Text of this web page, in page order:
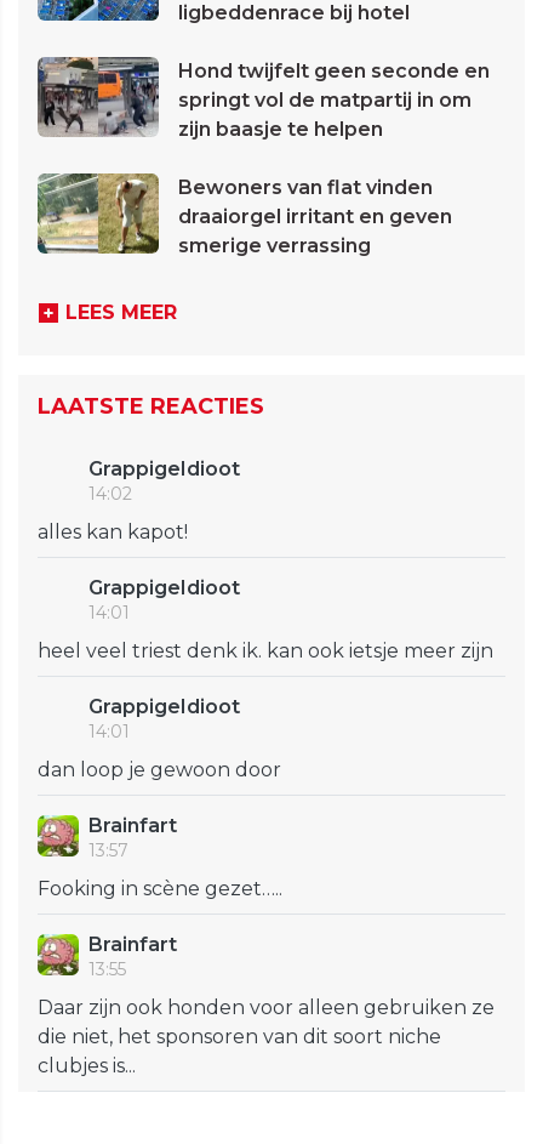
ligbeddenrace bij hotel
Hond twijfelt geen seconde en
springt vol de matpartij in om
zijn baasje te helpen
Bewoners van flat vinden
draaiorgel irritant en geven
smerige verrassing
LEES MEER
LAATSTE REACTIES
GrappigeIdioot
14:02
alles kan kapot!
GrappigeIdioot
14:01
heel veel triest denk ik. kan ook ietsje meer zijn
GrappigeIdioot
14:01
dan loop je gewoon door
Brainfart
13:57
Fooking in scène gezet…..
Brainfart
13:55
Daar zijn ook honden voor alleen gebruiken ze
die niet, het sponsoren van dit soort niche
clubjes is...